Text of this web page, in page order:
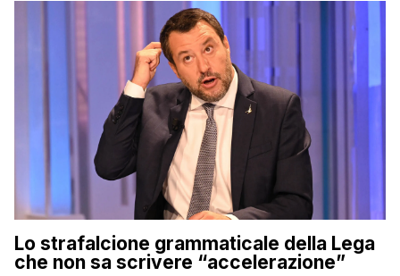
Lo strafalcione grammaticale della Lega
che non sa scrivere “accelerazione”